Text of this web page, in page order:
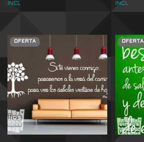
INCL INCL
OFERTA OFERTA